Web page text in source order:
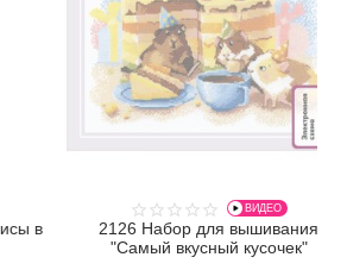
ВИДЕО
2126 Набор для вышивания
"Самый вкусный кусочек"